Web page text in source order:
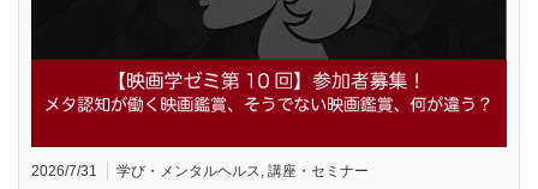
2026/7/31 学び・メンタルヘルス 講座・セミナー